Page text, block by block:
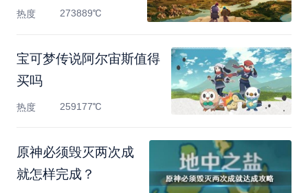
热度 273889℃
宝可梦传说阿尔宙斯值得
买吗
热度 259177℃
原神必须毁灭两次成
就怎样完成？